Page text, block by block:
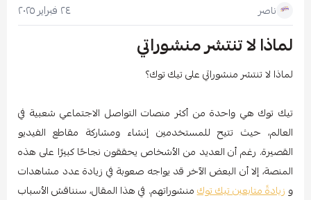
ناصر ٢٤ فبراير ٢٠٢٥
لماذا لا تنتشر منشوراتي
لماذا لا تنتشر منشوراتي على تيك توك؟
تيك توك هي واحدة من أكثر منصات التواصل الاجتماعي شعبية في
العالم، حيث تتيح للمستخدمين إنشاء ومشاركة مقاطع الفيديو
القصيرة. رغم أن العديد من الأشخاص يحققون نجاحًا كبيرًا على هذه
المنصة، إلا أن البعض الآخر قد يواجه صعوبة في زيادة عدد مشاهدات
و زيادةً متابعين تيك توكمنشوراتهم. في هذا المقال، سنناقش الأسباب